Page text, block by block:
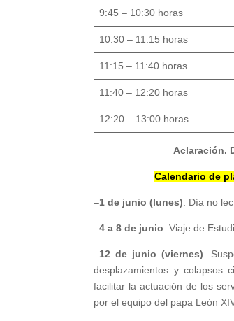
9:45 – 10:30 horas
10:30 – 11:15 horas
11:15 – 11:40 horas
11:40 – 12:20 horas
12:20 – 13:00 horas
Aclaración.
Calendario de
–1 de junio (lunes) . Día no
–4 a 8 de junio . Viaje de
–12 de junio (viernes) .
desplazamientos y colapsos
facilitar la actuación de los
por el equipo del papa León